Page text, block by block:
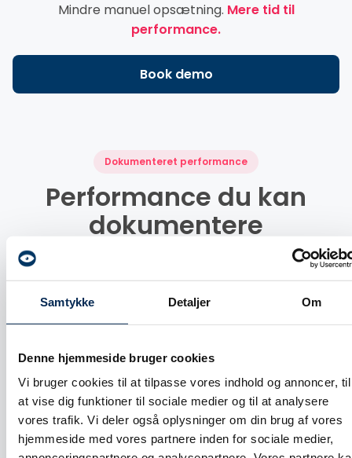
Samtykke Detaljer Om
Denne hjemmeside bruger cookies
Vi bruger cookies til at tilpasse vores indhold og annoncer, til
at vise dig funktioner til sociale medier og til at analysere
vores trafik. Vi deler også oplysninger om din brug af vores
hjemmeside med vores partnere inden for sociale medier,
Mindre manuel opsætning. Mere tid til
performance.
Book demo
Dokumenteret performance
Performance du kan
dokumentere
Klare resultater på tværs af kampagner med højere
CTR og flere klik.
2023
31,5 mio.
visninger leveret
318.000 klik genereret